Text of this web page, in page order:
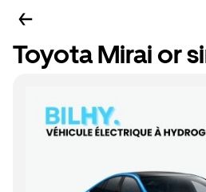
Toyota Mirai or